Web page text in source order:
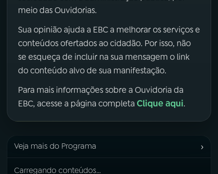
meio das Ouvidorias.
Sua opinião ajuda a EBC a melhorar os serviços e
conteúdos ofertados ao cidadão. Por isso, não
se esqueça de incluir na sua mensagem o link
do conteúdo alvo de sua manifestação.
Para mais informações sobre a Ouvidoria da
EBC, acesse a página completa Clique aqui.
Veja mais do Programa ›
Carregando conteúdos...